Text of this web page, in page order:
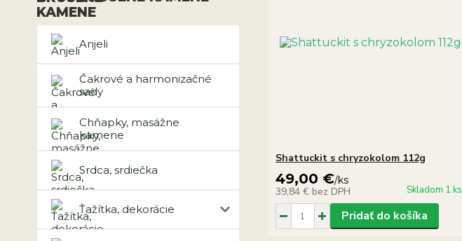
Anjeli
Čakrové a harmonizačné
sady
Chňapky, masážne
kamene
Srdca, srdiečka
Ťažítka, dekorácie
Shattuckit s chryzokolom 112g
49,00 €/ks
39,84 € bez DPH Skladom 1 ks
Pridať do košíka